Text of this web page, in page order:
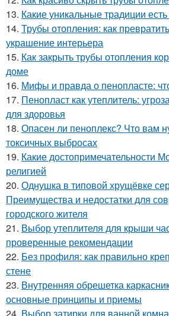
13. Какие уникальные традиции
14. Трубы отопления: как
украшение интерьера
15. Как закрыть трубы отопления
доме
16. Мифы и правда о пенопласте:
17. Пенопласт как утеплитель:
для здоровья
18. Опасен ли пеноплекс? Что вам
токсичных выбросах
19. Какие достопримечательности
религией
20. Однушка в типовой хрущёвке
Преимущества и недостатки для
городского жителя
21. Выбор утеплителя для крыши
проверенные рекомендации
22. Без профиля: как правильно
стене
23. Внутренняя обрешетка
основные принципы и приемы